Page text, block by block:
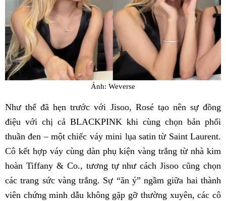
Ảnh: Weverse
Như thể đã hẹn trước với Jisoo, Rosé tạo nên sự đồng
điệu với chị cả BLACKPINK khi cùng chọn bản phối
thuần đen – một chiếc váy mini lụa satin từ Saint Laurent.
Cô kết hợp váy cùng dàn phụ kiện vàng trắng từ nhà kim
hoàn Tiffany & Co., tương tự như cách Jisoo cũng chọn
các trang sức vàng trắng. Sự “ăn ý” ngầm giữa hai thành
viên chứng minh dẫu không gặp gỡ thường xuyên, các cô